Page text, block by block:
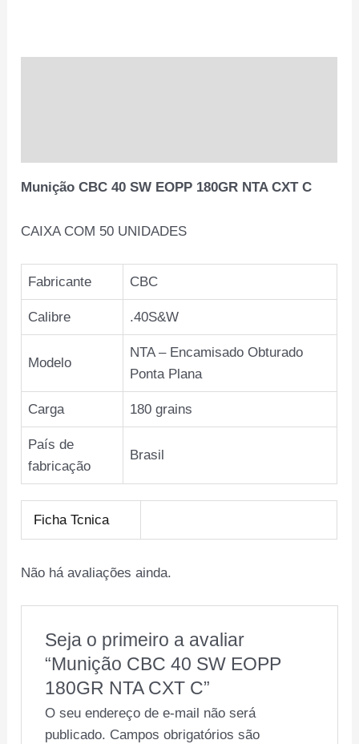
Munição CBC 40 SW EOPP 180GR NTA CXT C
CAIXA COM 50 UNIDADES
Fabricante CBC
Calibre .40S&W
Modelo
NTA – Encamisado Obturado
Ponta Plana
Carga 180 grains
País de
fabricação
Brasil
Ficha Tcnica
Não há avaliações ainda.
Seja o primeiro a avaliar
“Munição CBC 40 SW EOPP
180GR NTA CXT C”
O seu endereço de e-mail não será
publicado. Campos obrigatórios são